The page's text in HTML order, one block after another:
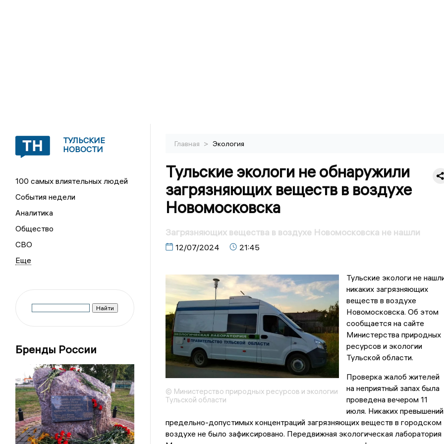
ТУЛЬСКИЕ
НОВОСТИ
100 самых влиятельных людей
События недели
Аналитика
Общество
СВО
Бренды России
Главная > Экология
Тульские экологи не обнаружили
загрязняющих веществ в воздухе
Новомосковска
Загрязняющих вещества в воздухе Новомосковска не нашли
12/07/2024 21:45
© Министерство природных ресурсов и экологии
Тульской области
Тульские экологи не
никаких загрязняющих
веществ в воздухе
Новомосковска. Об этом
сообщается на сайте
Министерства природных
ресурсов и экологии
Тульской области.
Проверка жалоб жителей
на неприятный запах была
проведена вечером 11
июля. Никаких превышений
предельно-допустимых концентраций загрязняющих веществ в городском
воздухе не было зафиксировано. Передвижная экологическая лаборатория